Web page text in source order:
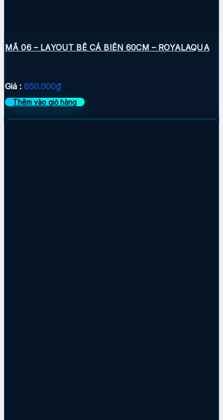
MÃ 06 – LAYOUT BỂ CÁ BIỂN 60CM – ROYALAQUA
Giá : 650.000₫
Thêm vào giỏ hàng